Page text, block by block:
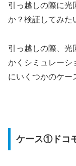
引っ越しの際に光
か？検証してみた
引っ越しの際、光
かくシミュレーシ
にいくつかのケー
ケース①ドコ